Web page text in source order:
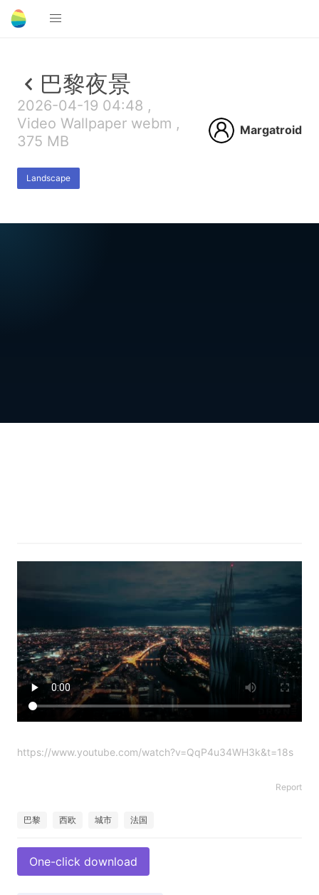
巴黎夜景
2026-04-19 04:48 ,
Video Wallpaper webm ,
375 MB
Landscape
Margatroid
https://www.youtube.com/watch?v=QqP4u34WH3k&t=18s
Report
巴黎 西欧 城市 法国
One-click download